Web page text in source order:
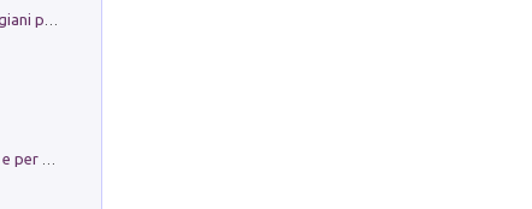
Obbedisco. Garibaldi Eroe per Scelta e per Destino